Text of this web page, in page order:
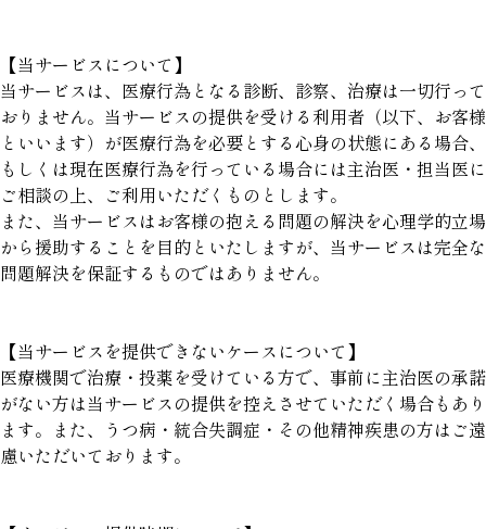
【当サービスについて】
当サービスは、医療行為となる診断、診察、治療は一切行って
おりません。当サービスの提供を受ける利用者（以下、お客様
といいます）が医療行為を必要とする心身の状態にある場合、
もしくは現在医療行為を行っている場合には主治医・担当医に
ご相談の上、ご利用いただくものとします。
また、当サービスはお客様の抱える問題の解決を心理学的立場
から援助することを目的といたしますが、当サービスは完全な
問題解決を保証するものではありません。
【当サービスを提供できないケースについて】
医療機関で治療・投薬を受けている方で、事前に主治医の承諾
がない方は当サービスの提供を控えさせていただく場合もあり
ます。また、うつ病・統合失調症・その他精神疾患の方はご遠
慮いただいております。